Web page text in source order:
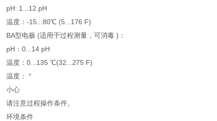
pH: 1...12 pH
温度：-15...80℃ (5...176 F)
BA型电极 (适用于过程测量，可消毒 )：
pH：0...14 pH
温度：0...135 ℃(32...275 F)
温度： °
小心
请注意过程操作条件。
环境条件